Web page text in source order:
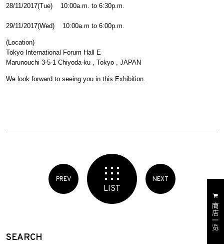
28/11/2017(Tue) 10:00a.m. to 6:30p.m.
29/11/2017(Wed) 10:00a.m to 6:00p.m.
(Location)
Tokyo International Forum Hall E
Marunouchi 3-5-1 Chiyoda-ku , Tokyo , JAPAN
We look forward to seeing you in this Exhibition.
PREV
LIST
NEXT
SEARCH